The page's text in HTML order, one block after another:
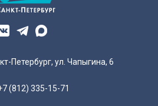
Петербург, ул. Чапыгина, 6
(812) 335-15-71